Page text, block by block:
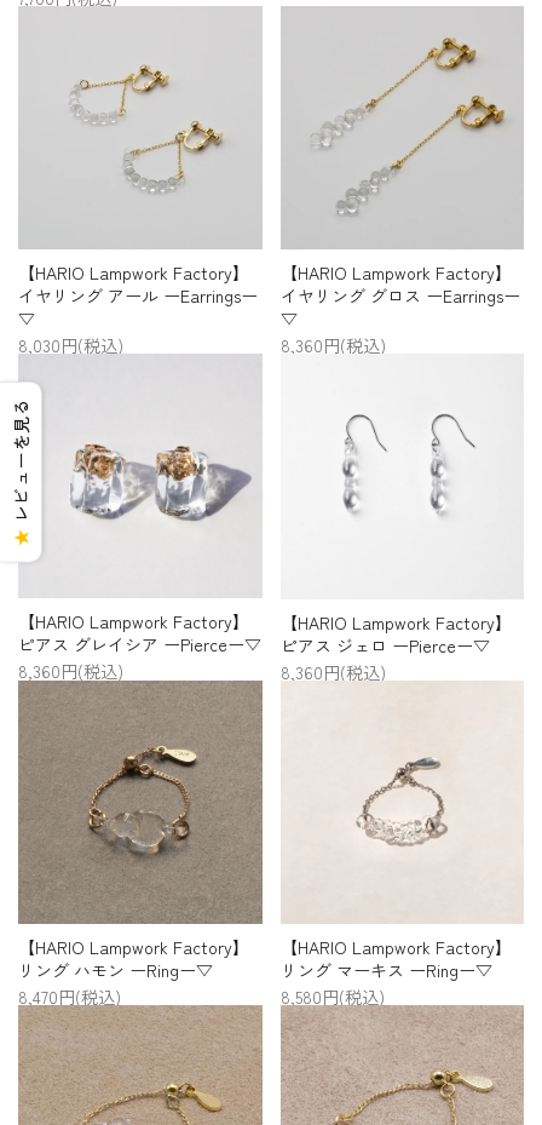
【HARIO Lampwork Factory】
イヤリング アール ーEarringsー
▽
8,030円(税込)
【HARIO Lampwork Factory】
イヤリング グロス ーEarringsー
▽
8,360円(税込)
【HARIO Lampwork Factory】
ピアス グレイシア ーPierceー▽
8,360円(税込)
【HARIO Lampwork Factory】
ピアス ジェロ ーPierceー▽
8,360円(税込)
【HARIO Lampwork Factory】
リング ハモン ーRingー▽
8,470円(税込)
【HARIO Lampwork Factory】
リング マーキス ーRingー▽
8,580円(税込)
★
レビューを見る